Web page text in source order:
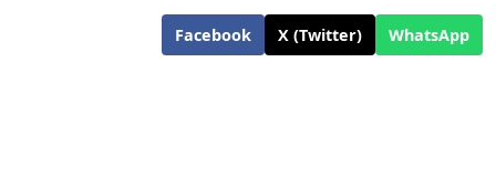
Facebook X (Twitter) WhatsApp